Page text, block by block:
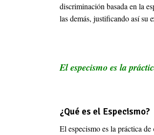
discriminación basada en la
las demás, justificando así su
El especismo es la
¿Qué es el Especismo?
El especismo es la práctica de